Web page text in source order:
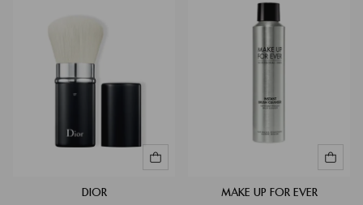
DIOR MAKE UP FOR EVER